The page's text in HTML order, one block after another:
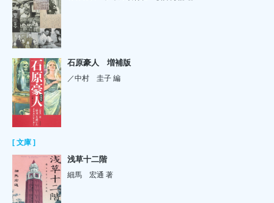
石原豪人 増補版
／中村 圭子 編
[ 文庫 ]
浅草十二階
細馬 宏通 著